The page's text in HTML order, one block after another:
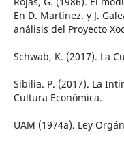
En D. Martínez. y J.
análisis del Proyecto
Schwab, K. (2017). La
Sibilia. P. (2017). La
Cultura Económica.
UAM (1974a). Ley